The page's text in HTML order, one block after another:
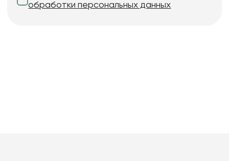
обработки персональных данных